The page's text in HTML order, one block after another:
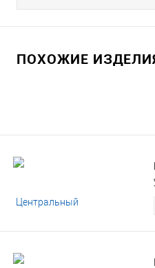
ПОХОЖИЕ